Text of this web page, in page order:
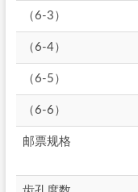
（6-3）
（6-4）
（6-5）
（6-6）
邮票规格